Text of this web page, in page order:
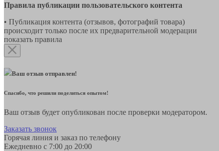
Правила публикации пользовательского контента
• Публикация контента (отзывов, фотографий товара)
происходит только после их предварительной модерации
показать правила
Ваш отзыв отправлен!
Спасибо, что решили поделиться опытом!
Ваш отзыв будет опубликован после проверки модератором.
Заказать звонок
Горячая линия и заказ по телефону
Ежедневно с 7:00 до 20:00